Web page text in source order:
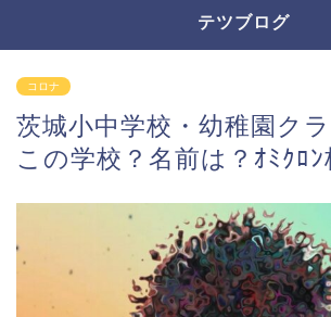
テツブログ
コロナ
茨城小中学校・幼稚園ク
この学校？名前は？ｵﾐｸﾛﾝ